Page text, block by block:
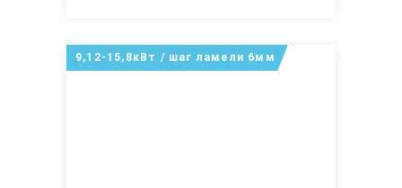
9,12-15,8кВт / шаг ламели 6мм